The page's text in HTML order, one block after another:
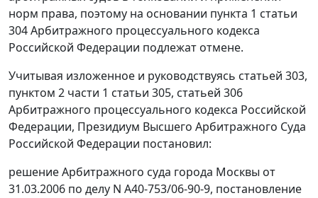
норм права, поэтому на основании пункта 1 статьи
304 Арбитражного процессуального кодекса
Российской Федерации подлежат отмене.
Учитывая изложенное и руководствуясь статьей 303,
пунктом 2 части 1 статьи 305, статьей 306
Арбитражного процессуального кодекса Российской
Федерации, Президиум Высшего Арбитражного Суда
Российской Федерации постановил:
решение Арбитражного суда города Москвы от
31.03.2006 по делу N А40-753/06-90-9, постановление